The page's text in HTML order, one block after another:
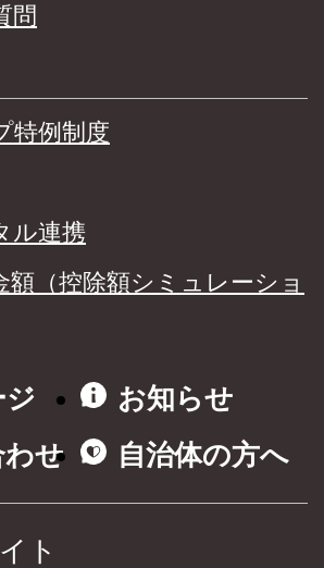
問
特例制度
ル連携
額（控除額シミュレーショ
お知らせ
わせ
自治体の方へ
ト